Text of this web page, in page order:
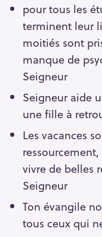
pour tous les
terminent leur
moitiés sont
manque de
Seigneur
Seigneur aide
une fille à
Les vacances
vivre de belles
Seigneur
Ton évangile
tous ceux qui